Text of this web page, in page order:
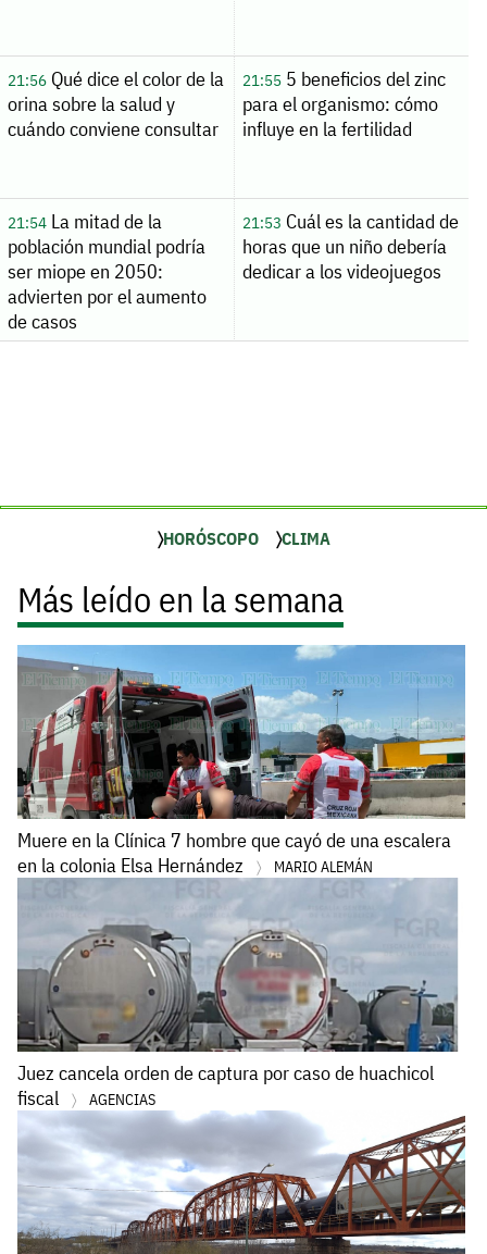
21:56Qué dice el color de la
orina sobre la salud y
cuándo conviene consultar
21:555 beneficios del zinc
para el organismo: cómo
influye en la fertilidad
21:54La mitad de la
población mundial podría
ser miope en 2050:
advierten por el aumento
de casos
21:53 Cuál es la cantidad de
horas que un niño debería
dedicar a los videojuegos
HORÓSCOPO CLIMA
Más leído en la semana
Muere en la Clínica 7 hombre que cayó de una escalera
en la colonia Elsa Hernández
MARIO ALEMÁN
Juez cancela orden de captura por caso de huachicol
fiscal
AGENCIAS